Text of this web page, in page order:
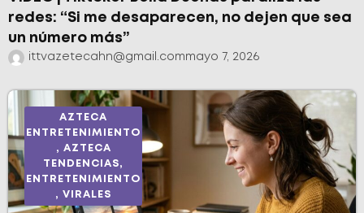
redes: “Si me desaparecen, no dejen que sea
un número más”
ittvazetecahn@gmail.commayo 7, 2026
AZTECA
ENTRETENIMIENTO
, AZTECA
TENDENCIAS,
ENTRETENIMIENTO
, VIRALES